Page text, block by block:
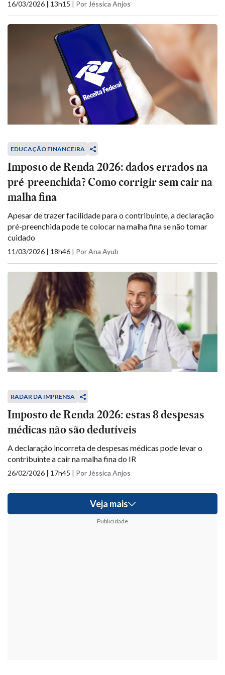
16/03/2026 | 13h15 | Por Jéssica Anjos
EDUCAÇÃO FINANCEIRA
Imposto de Renda 2026: dados errados na
pré-preenchida? Como corrigir sem cair na
malha fina
Apesar de trazer facilidade para o contribuinte, a declaração
pré-preenchida pode te colocar na malha fina se não tomar
cuidado
11/03/2026 | 18h46 | Por Ana Ayub
RADAR DA IMPRENSA
Imposto de Renda 2026: estas 8 despesas
médicas não são dedutíveis
A declaração incorreta de despesas médicas pode levar o
contribuinte a cair na malha fina do IR
26/02/2026 | 17h45 | Por Jéssica Anjos
Veja mais
Publicidade